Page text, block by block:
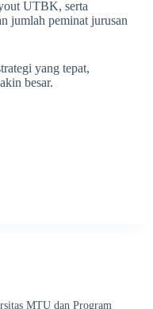
UTBK, serta
jumlah peminat jurusan
yang tepat,
besar.
MTU dan Program